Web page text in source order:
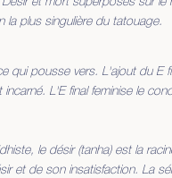
et mort superposés sur
la plus singulière du tatouage.
pousse vers. L'ajout du E
L'E final feminise le
le désir (tanha) est la
et de son insatisfaction. La